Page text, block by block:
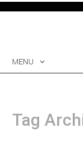
MENU
Tag